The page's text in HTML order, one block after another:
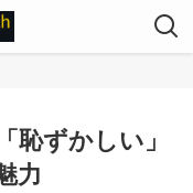
恥ずかしい」
力